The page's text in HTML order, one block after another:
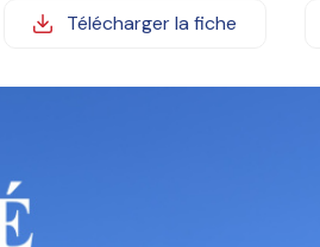
Télécharger la fiche